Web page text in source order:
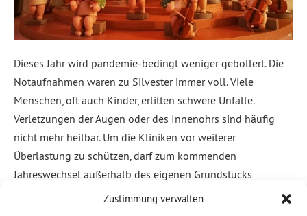
Zustimmung verwalten
Dieses Jahr wird pandemie-bedingt weniger geböllert. Die
Notaufnahmen waren zu Silvester immer voll. Viele
Menschen, oft auch Kinder, erlitten schwere Unfälle.
Verletzungen der Augen oder des Innenohrs sind häufig
nicht mehr heilbar. Um die Kliniken vor weiterer
Überlastung zu schützen, darf zum kommenden
Jahreswechsel außerhalb des eigenen Grundstücks
Pyrotechnik nicht mitgeführt oder abgebrannt werden. Nun